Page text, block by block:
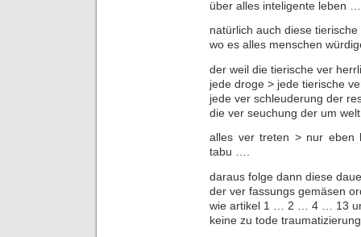
über alles inteligente leben
natürlich auch diese
wo es alles menschen
der weil die tierische ver
jede droge > jede tierische
jede ver schleuderung der
die ver seuchung der um
alles ver treten > nur eben
tabu ….
daraus folge dann diese
der ver fassungs gemäsen
wie artikel 1 … 2 … 4 … 13
keine zu tode